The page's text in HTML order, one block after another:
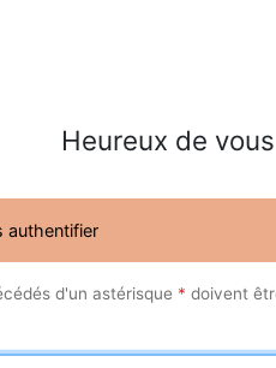
Heureux de
authentifier
d'un astérisque * doivent